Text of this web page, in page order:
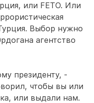
или FETO. Или
Выбор нужно
агентство
президенту, -
чтобы вы или
или выдали нам.